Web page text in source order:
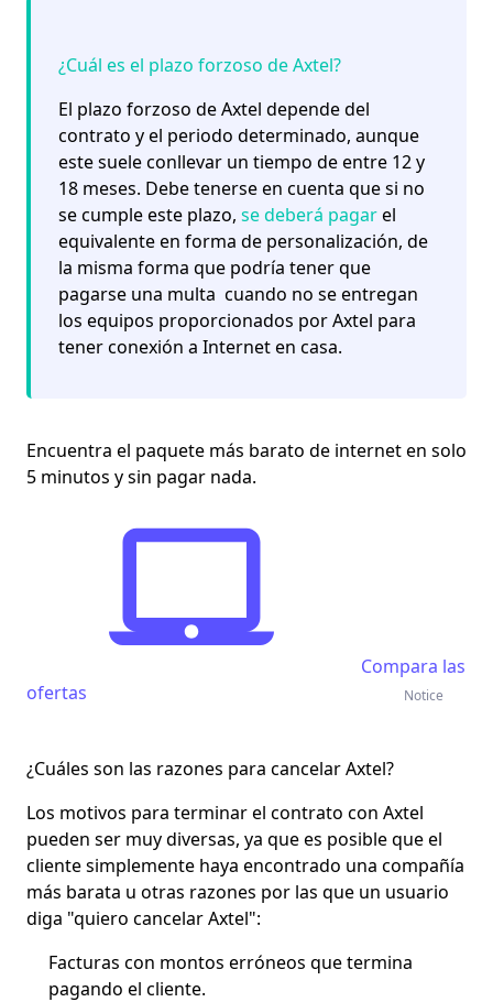
¿Cuál es el plazo forzoso de Axtel?
El plazo forzoso de Axtel depende del
contrato y el periodo determinado, aunque
este suele conllevar un tiempo de entre 12 y
18 meses. Debe tenerse en cuenta que si no
se cumple este plazo, se deberá pagarel
equivalente en forma de personalización, de
la misma forma que podría tener que
pagarse una multa cuando no se entregan
los equipos proporcionados por Axtel para
tener conexión a Internet en casa.
Encuentra el paquete más barato de internet en solo
5 minutos y sin pagar nada.
Compara las
ofertas
Notice
¿Cuáles son las razones para cancelar Axtel?
Los motivos para terminar el contrato con Axtel
pueden ser muy diversas, ya que es posible que el
cliente simplemente haya encontrado una compañía
más barata u otras razones por las que un usuario
diga "quiero cancelar Axtel":
Facturas con montos erróneos que termina
pagando el cliente.